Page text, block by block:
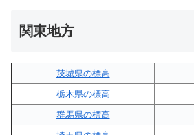
関東地方
茨城県の標高
栃木県の標高
群馬県の標高